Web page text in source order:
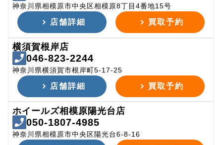
神奈川県相模原市中央区相模原8丁目4番地15号
店舗詳細 買取予約
横須賀根岸店
046-823-2244
神奈川県横須賀市根岸町5-17-25
店舗詳細 買取予約
ホイールズ相模原陽光台店
050-1807-4985
神奈川県相模原市中央区陽光台6-8-16